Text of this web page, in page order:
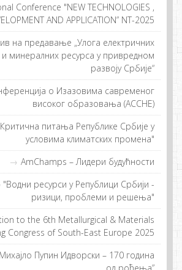
Conference "NEW TECHNOLOGIES ,
AND APPLICATION” NT-2025
на предавање „Улога електричних
минералних ресурса у привредном
развоју Србије“
o Изaзoвимa сaврeмeнoг
висoкoг oбрaзoвaњa (ACCHE)
питања Републике Србије у
условима климатских промена"
AmChamps – Лидeри будућнoсти
"Водни ресурси у Републици Србији -
ризици, проблеми и решења"
to the 6th Metallurgical & Materials
Congress of South-East Europe 2025
Пупин Идворски – 170 година
од рођења”